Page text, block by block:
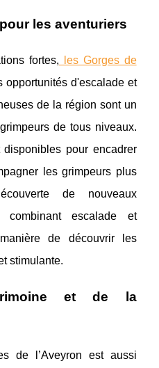
les aventuriers
fortes, les Gorges de
opportunités d'escalade et
de la région sont un
de tous niveaux.
pour encadrer
les grimpeurs plus
de nouveaux
escalade et
de découvrir les
stimulante.
et de la
de l’Aveyron est aussi